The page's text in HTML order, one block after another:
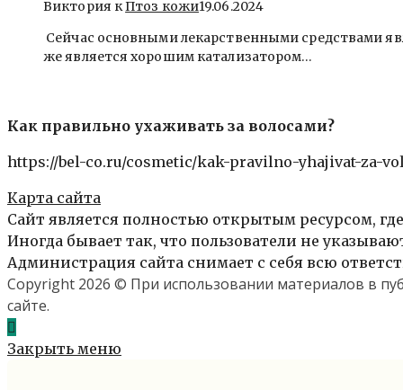
Виктория кПтоз кожи19.06.2024
Сейчас основными лекарственными средствами
же является хорошим катализатором…
Как правильно ухаживать за волосами?
https://bel-co.ru/cosmetic/kak-pravilno-yhajivat-za-
Карта сайта
Сайт является полностью открытым ресурсом,
Иногда бывает так, что пользователи не
Администрация сайта снимает с себя всю
Copyright 2026 © При использовании материалов в
сайте.
Закрыть меню